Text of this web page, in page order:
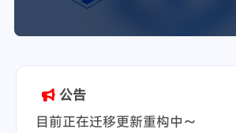
公告
目前正在迁移更新重构中～